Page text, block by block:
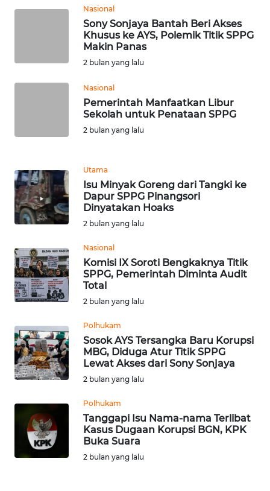
Nasional
Sony Sonjaya Bantah Beri Akses
Khusus ke AYS, Polemik Titik SPPG
Makin Panas
2 bulan yang lalu
Nasional
Pemerintah Manfaatkan Libur
Sekolah untuk Penataan SPPG
2 bulan yang lalu
Utama
Isu Minyak Goreng dari Tangki ke
Dapur SPPG Pinangsori
Dinyatakan Hoaks
2 bulan yang lalu
Nasional
Komisi IX Soroti Bengkaknya Titik
SPPG, Pemerintah Diminta Audit
Total
2 bulan yang lalu
Polhukam
Sosok AYS Tersangka Baru Korupsi
MBG, Diduga Atur Titik SPPG
Lewat Akses dari Sony Sonjaya
2 bulan yang lalu
Polhukam
Tanggapi Isu Nama-nama Terlibat
Kasus Dugaan Korupsi BGN, KPK
Buka Suara
2 bulan yang lalu
BENGKULU
WN
LAMPUNG
WN
JATENG
WN
WN
JOGJA
JATIM
WN
BALI